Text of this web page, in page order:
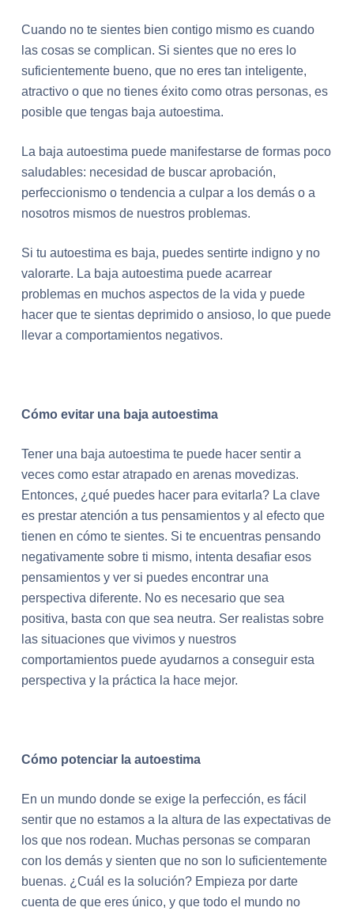
Cuando no te sientes bien contigo mismo es cuando
las cosas se complican. Si sientes que no eres lo
suficientemente bueno, que no eres tan inteligente,
atractivo o que no tienes éxito como otras personas, es
posible que tengas baja autoestima.
La baja autoestima puede manifestarse de formas poco
saludables: necesidad de buscar aprobación,
perfeccionismo o tendencia a culpar a los demás o a
nosotros mismos de nuestros problemas.
Si tu autoestima es baja, puedes sentirte indigno y no
valorarte. La baja autoestima puede acarrear
problemas en muchos aspectos de la vida y puede
hacer que te sientas deprimido o ansioso, lo que puede
llevar a comportamientos negativos.
Cómo evitar una baja autoestima
Tener una baja autoestima te puede hacer sentir a
veces como estar atrapado en arenas movedizas.
Entonces, ¿qué puedes hacer para evitarla? La clave
es prestar atención a tus pensamientos y al efecto que
tienen en cómo te sientes. Si te encuentras pensando
negativamente sobre ti mismo, intenta desafiar esos
pensamientos y ver si puedes encontrar una
perspectiva diferente. No es necesario que sea
positiva, basta con que sea neutra. Ser realistas sobre
las situaciones que vivimos y nuestros
comportamientos puede ayudarnos a conseguir esta
perspectiva y la práctica la hace mejor.
Cómo potenciar la autoestima
En un mundo donde se exige la perfección, es fácil
sentir que no estamos a la altura de las expectativas de
los que nos rodean. Muchas personas se comparan
con los demás y sienten que no son lo suficientemente
buenas. ¿Cuál es la solución? Empieza por darte
cuenta de que eres único, y que todo el mundo no